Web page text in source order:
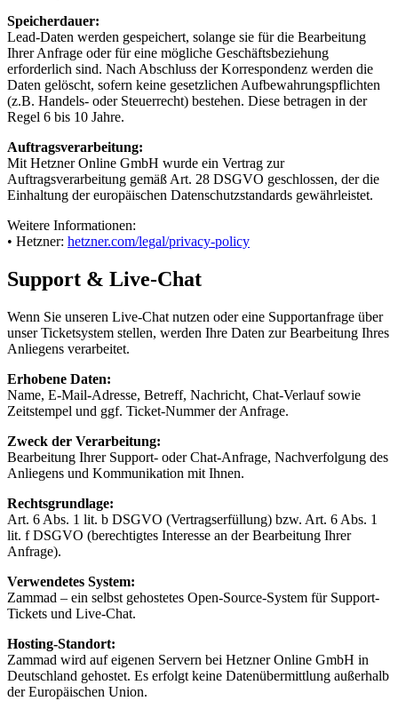
Speicherdauer:
Lead-Daten werden gespeichert, solange sie für die Bearbeitung
Ihrer Anfrage oder für eine mögliche Geschäftsbeziehung
erforderlich sind. Nach Abschluss der Korrespondenz werden die
Daten gelöscht, sofern keine gesetzlichen Aufbewahrungspflichten
(z.B. Handels- oder Steuerrecht) bestehen. Diese betragen in der
Regel 6 bis 10 Jahre.
Auftragsverarbeitung:
Mit Hetzner Online GmbH wurde ein Vertrag zur
Auftragsverarbeitung gemäß Art. 28 DSGVO geschlossen, der die
Einhaltung der europäischen Datenschutzstandards gewährleistet.
Weitere Informationen:
• Hetzner: hetzner.com/legal/privacy-policy
Support & Live-Chat
Wenn Sie unseren Live-Chat nutzen oder eine Supportanfrage über
unser Ticketsystem stellen, werden Ihre Daten zur Bearbeitung Ihres
Anliegens verarbeitet.
Erhobene Daten:
Name, E-Mail-Adresse, Betreff, Nachricht, Chat-Verlauf sowie
Zeitstempel und ggf. Ticket-Nummer der Anfrage.
Zweck der Verarbeitung:
Bearbeitung Ihrer Support- oder Chat-Anfrage, Nachverfolgung des
Anliegens und Kommunikation mit Ihnen.
Rechtsgrundlage:
Art. 6 Abs. 1 lit. b DSGVO (Vertragserfüllung) bzw. Art. 6 Abs. 1
lit. f DSGVO (berechtigtes Interesse an der Bearbeitung Ihrer
Anfrage).
Verwendetes System:
Zammad – ein selbst gehostetes Open-Source-System für Support-
Tickets und Live-Chat.
Hosting-Standort:
Zammad wird auf eigenen Servern bei Hetzner Online GmbH in
Deutschland gehostet. Es erfolgt keine Datenübermittlung außerhalb
der Europäischen Union.